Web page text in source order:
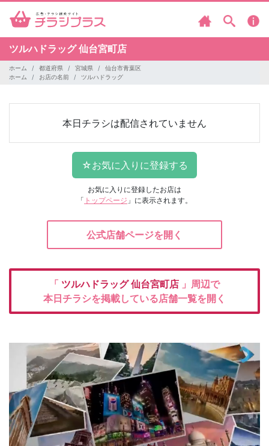
ツルハドラッグ仙台宮町店
ホーム 都道府県 宮城県
仙台市青葉区
ホーム
お店の名前 ツルハドラッグ
本日チラシは配信されていません
お気に入りに登録したお店は
「 トップページ 」に表示されます。
公式店舗ページを開く
「 ツルハドラッグ仙台宮町店 」周辺で
本日チラシを掲載している店舗一覧を開く